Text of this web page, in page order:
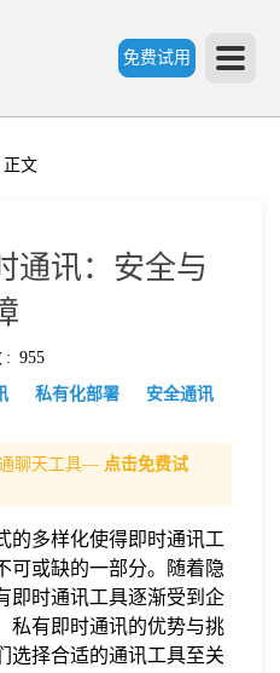
免费试用
正文
通讯：安全与
: 955
私有化部署
安全通讯
聊天工具— 点击免费试
的多样化使得即时通讯工
可或缺的一部分。随着隐
即时通讯工具逐渐受到企
私有即时通讯的优势与挑
选择合适的通讯工具至关